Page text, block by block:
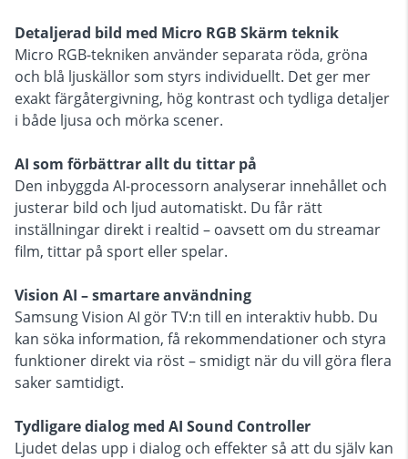
Detaljerad bild med Micro RGB Skärm teknik
Micro RGB-tekniken använder separata röda, gröna
och blå ljuskällor som styrs individuellt. Det ger mer
exakt färgåtergivning, hög kontrast och tydliga detaljer
i både ljusa och mörka scener.
AI som förbättrar allt du tittar på
Den inbyggda AI-processorn analyserar innehållet och
justerar bild och ljud automatiskt. Du får rätt
inställningar direkt i realtid – oavsett om du streamar
film, tittar på sport eller spelar.
Vision AI – smartare användning
Samsung Vision AI gör TV:n till en interaktiv hubb. Du
kan söka information, få rekommendationer och styra
funktioner direkt via röst – smidigt när du vill göra flera
saker samtidigt.
Tydligare dialog med AI Sound Controller
Ljudet delas upp i dialog och effekter så att du själv kan